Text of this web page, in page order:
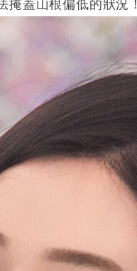
蓋山根偏低的狀況！